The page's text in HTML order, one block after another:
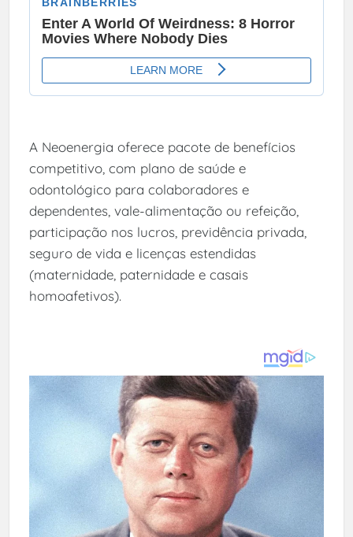
A Neoenergia oferece pacote de benefícios
competitivo, com plano de saúde e
odontológico para colaboradores e
dependentes, vale-alimentação ou refeição,
participação nos lucros, previdência privada,
seguro de vida e licenças estendidas
(maternidade, paternidade e casais
homoafetivos).